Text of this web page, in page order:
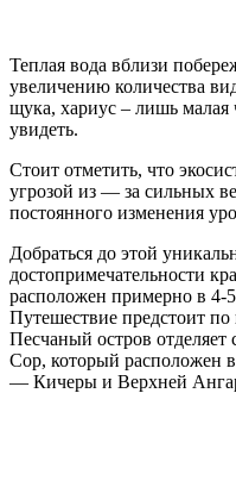
Теплая вода вблизи
увеличению количества
щука, хариус – лишь
увидеть.
Стоит отметить, что
угрозой из — за сильных
постоянного изменения
Добраться до этой
достопримечательности
расположен примерно в 4-
Путешествие предстоит по
Песчаный остров
Сор, который расположен
— Кичеры и Верхней